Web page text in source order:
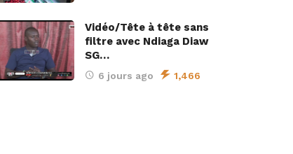
Vidéo/Tête à tête sans
filtre avec Ndiaga Diaw
SG…
6 jours ago 1,466